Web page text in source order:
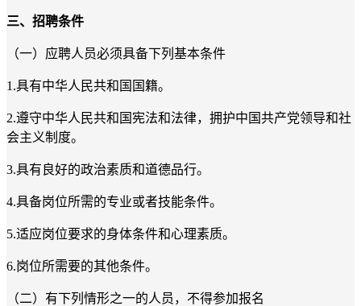
三、招聘条件
（一）应聘人员必须具备下列基本条件
1.具有中华人民共和国国籍。
2.遵守中华人民共和国宪法和法律，拥护中国共产党领导和社
会主义制度。
3.具有良好的政治素质和道德品行。
4.具备岗位所需的专业或者技能条件。
5.适应岗位要求的身体条件和心理素质。
6.岗位所需要的其他条件。
（二）有下列情形之一的人员，不得参加报名